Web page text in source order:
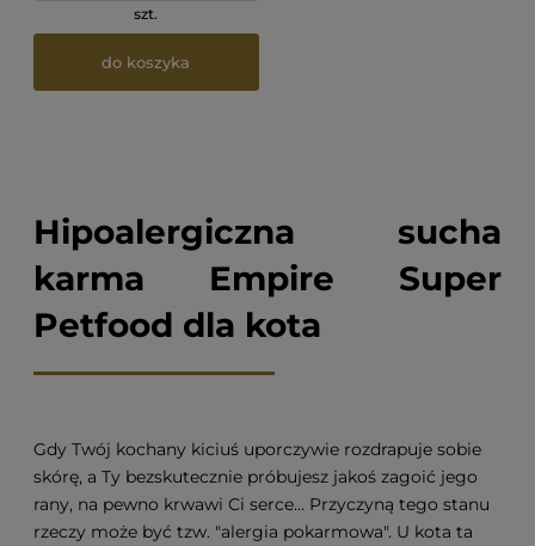
szt.
do koszyka
Hipoalergiczna sucha
karma Empire Super
Petfood dla kota
Gdy Twój kochany kiciuś uporczywie rozdrapuje sobie
skórę, a Ty bezskutecznie próbujesz jakoś zagoić jego
rany, na pewno krwawi Ci serce… Przyczyną tego stanu
rzeczy może być tzw. "alergia pokarmowa". U kota ta